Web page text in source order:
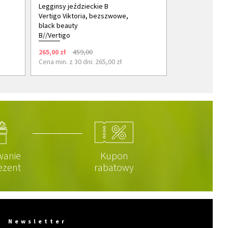
Legginsy jeździeckie B
Vertigo Viktoria, bezszwowe,
black beauty
B//Vertigo
265,00 zł
459,00
Cena min. z 30 dni: 265,00 zł
Kupon
rabatowy
Newsletter